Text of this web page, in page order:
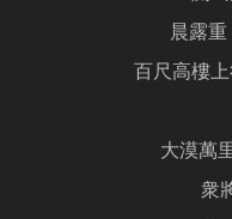
晨露
百尺高樓
大漠萬
衆